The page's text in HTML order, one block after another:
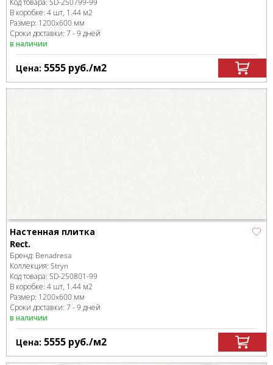
Код товара: SD-250799-99
В коробке: 4 шт, 1.44 м2
Размер: 1200x600 мм
Сроки доставки: 7 - 9 дней
в наличии
Цена: 5555 руб./м2
Настенная плитка
Rect.
Бренд: Benadresa
Коллекция: Stryn
Код товара: SD-250801-99
В коробке: 4 шт, 1.44 м2
Размер: 1200x600 мм
Сроки доставки: 7 - 9 дней
в наличии
Цена: 5555 руб./м2